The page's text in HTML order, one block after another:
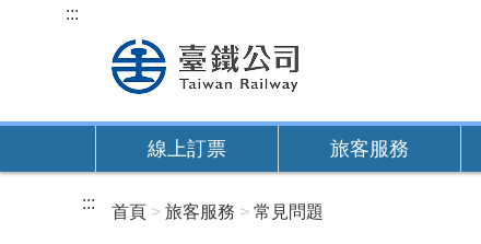
內
:::
線上訂票 旅客服務
::: 首頁 旅客服務 常見問題